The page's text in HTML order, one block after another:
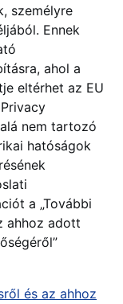
személyre
Ennek
ahol a
eltérhet az EU
nem tartozó
hatóságok
a „További
ahhoz adott
és az ahhoz